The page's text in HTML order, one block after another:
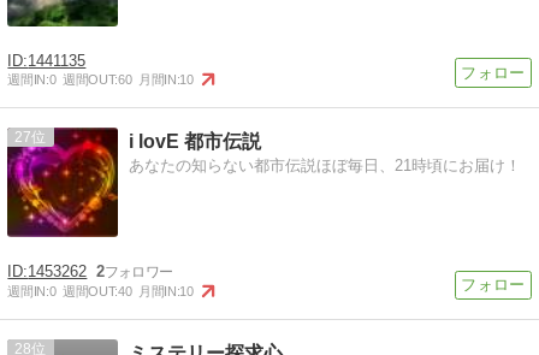
1441135
週間IN:0 週間OUT:60 月間IN:10
27 i lovE 都市伝説
あなたの知らない都市伝説ほぼ毎日、21時頃にお届け！
1453262 2
週間IN:0 週間OUT:40 月間IN:10
28